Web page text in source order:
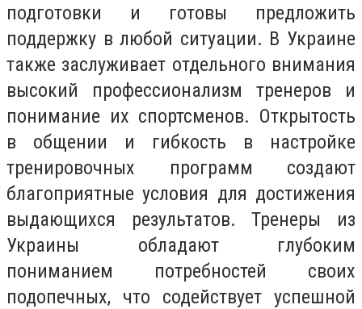
подготовки и готовы предложить
поддержку в любой ситуации. В Украине
также заслуживает отдельного внимания
высокий профессионализм тренеров и
понимание их спортсменов. Открытость
в общении и гибкость в настройке
тренировочных программ создают
благоприятные условия для достижения
выдающихся результатов. Тренеры из
Украины обладают глубоким
пониманием потребностей своих
подопечных, что содействует успешной